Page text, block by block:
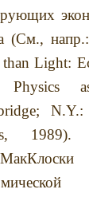
(См.,
Light:
Physics
N.Y.:
1989).
МакКлоски